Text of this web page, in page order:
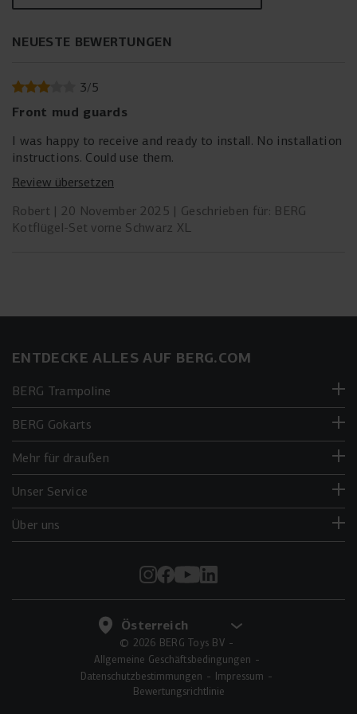
NEUESTE BEWERTUNGEN
3/5
Front mud guards
I was happy to receive and ready to install. No installation
instructions. Could use them.
Review übersetzen
Robert
20 November 2025
Geschrieben für: BERG
Kotflügel-Set vorne Schwarz XL
ENTDECKE ALLES AUF BERG.COM
BERG Trampoline
BERG Gokarts
Mehr für draußen
Unser Service
Über uns
© 2026 BERG Toys BV
Allgemeine Geschäftsbedingungen
Datenschutzbestimmungen
Impressum
Bewertungsrichtlinie